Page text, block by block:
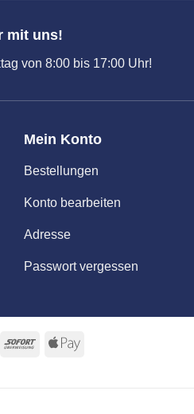
mit uns!
von 8:00 bis 17:00 Uhr!
Mein Konto
Bestellungen
Konto bearbeiten
Adresse
Passwort vergessen
Sofort
Apple